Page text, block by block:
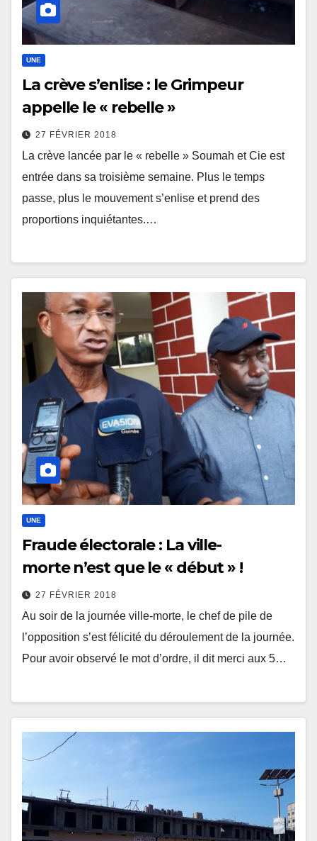
UNE
La crève s’enlise : le Grimpeur
appelle le « rebelle »
27 FÉVRIER 2018
La crève lancée par le « rebelle » Soumah et Cie est
entrée dans sa troisième semaine. Plus le temps
passe, plus le mouvement s’enlise et prend des
proportions inquiétantes.…
UNE
Fraude électorale : La ville-
morte n’est que le « début » !
27 FÉVRIER 2018
Au soir de la journée ville-morte, le chef de pile de
l’opposition s’est félicité du déroulement de la journée.
Pour avoir observé le mot d’ordre, il dit merci aux 5…